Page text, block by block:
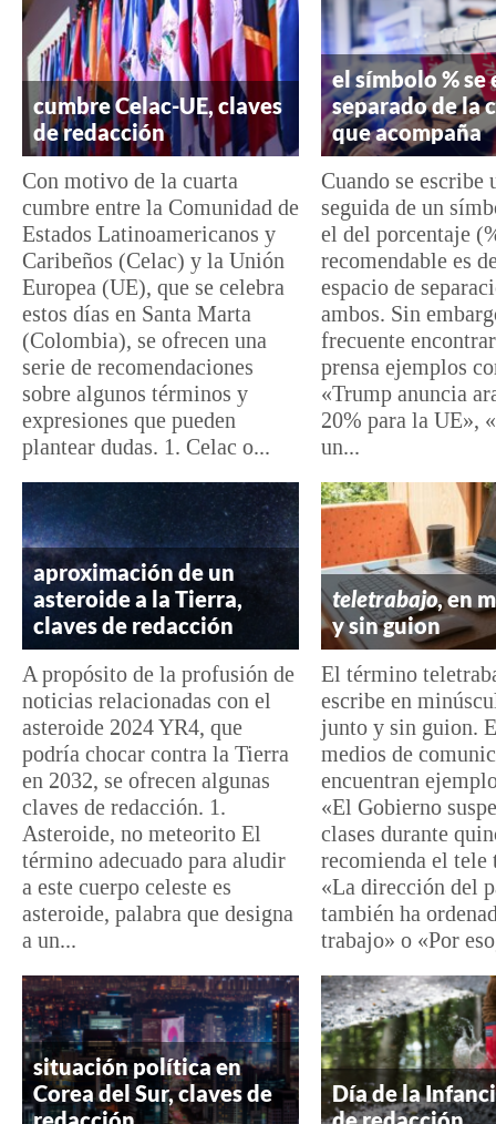
cumbre Celac-UE, claves
de redacción
Con motivo de la cuarta
cumbre entre la Comunidad de
Estados Latinoamericanos y
Caribeños (Celac) y la Unión
Europea (UE), que se celebra
estos días en Santa Marta
(Colombia), se ofrecen una
serie de recomendaciones
sobre algunos términos y
expresiones que pueden
plantear dudas. 1. Celac o...
el símbolo % se
separado de la
que acompaña
Cuando se escribe
seguida de un
el del porcentaje
recomendable es
espacio de
ambos. Sin
frecuente
prensa ejemplos
«Trump anuncia
20% para la UE»,
un...
aproximación de un
asteroide a la Tierra,
claves de redacción
A propósito de la profusión de
noticias relacionadas con el
asteroide 2024 YR4, que
podría chocar contra la Tierra
en 2032, se ofrecen algunas
claves de redacción. 1.
Asteroide, no meteorito El
término adecuado para aludir
a este cuerpo celeste es
asteroide, palabra que designa
a un...
teletrabajo, en
y sin guion
El término
escribe en
junto y sin guion.
medios de
encuentran
«El Gobierno
clases durante
recomienda el tele
«La dirección del
también ha
trabajo» o «Por
situación política en
Corea del Sur, claves de
Día de la